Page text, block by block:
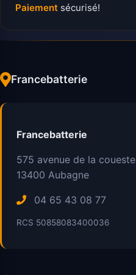
Paiement sécurisé!
Francebatterie
Francebatterie
575 avenue de la coueste
13400 Aubagne
04 65 43 08 77
RCS 50858083400036